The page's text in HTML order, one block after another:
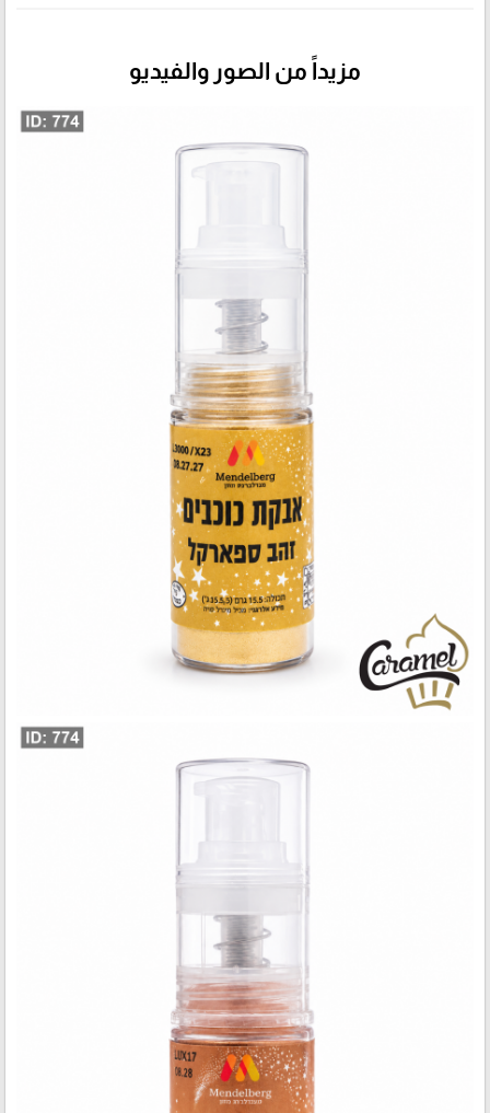
مزيداً من الصور والفيديو